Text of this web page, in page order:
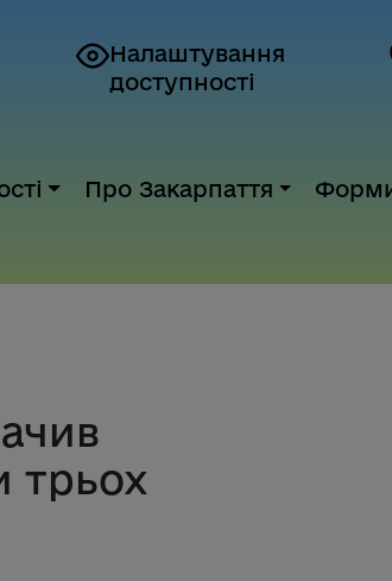
Налаштування
доступності
Про Закарпаття
трьох